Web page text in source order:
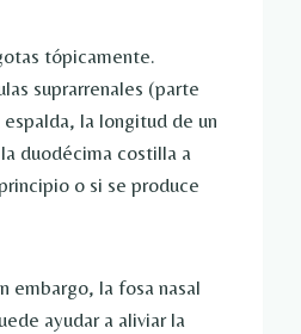
tópicamente.
suprarrenales (parte
la longitud de un
duodécima costilla a
o si se produce
embargo, la fosa nasal
ayudar a aliviar la